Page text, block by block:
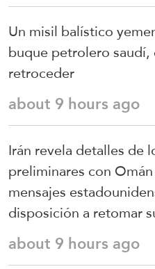
Un misil balístico
buque petrolero
retroceder
about 9 hours ago
Irán revela detalles de
preliminares con
mensajes
disposición a retomar
about 9 hours ago